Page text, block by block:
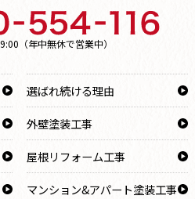
（年中無休で営業中）
選ばれ続ける理由
外壁塗装工事
屋根リフォーム工事
マンション&アパート塗装工事